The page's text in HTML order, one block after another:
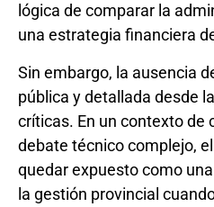
lógica de comparar la
una estrategia financiera
Sin embargo, la ausencia
pública y detallada desde
críticas. En un contexto de
debate técnico complejo,
quedar expuesto como
la gestión provincial